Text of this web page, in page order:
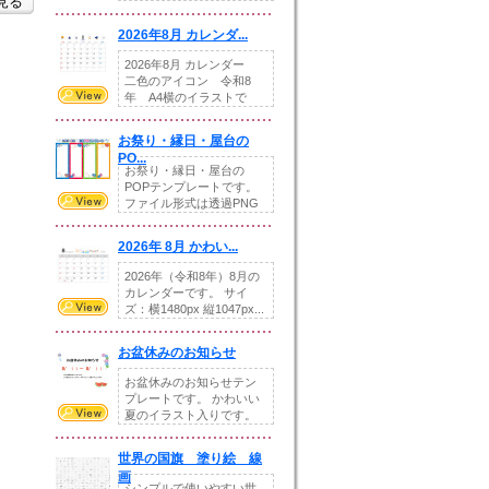
2026年8月 カレンダ...
2026年8月 カレンダー
二色のアイコン 令和8
年 A4横のイラストで
お祭り・縁日・屋台の
PO...
お祭り・縁日・屋台の
POPテンプレートです。
ファイル形式は透過PNG
2026年 8月 かわい...
2026年（令和8年）8月の
カレンダーです。 サイ
ズ：横1480px 縦1047px...
お盆休みのお知らせ
お盆休みのお知らせテン
プレートです。 かわいい
夏のイラスト入りです。
世界の国旗 塗り絵 線
画